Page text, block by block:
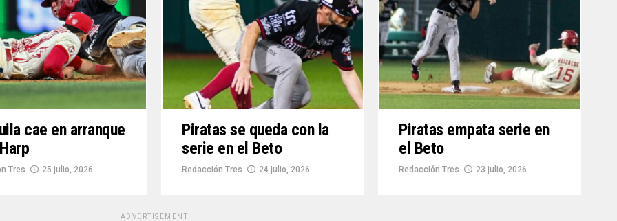
cae en arranque
Tres 25 julio, 2026
Piratas se queda con la
serie en el Beto
Redacción Tres 24 julio, 2026
Piratas empata serie en
el Beto
Redacción Tres 23 julio, 2026
ADVERTISEMENT